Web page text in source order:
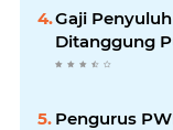
Gaji
Ditanggung
Pengurus